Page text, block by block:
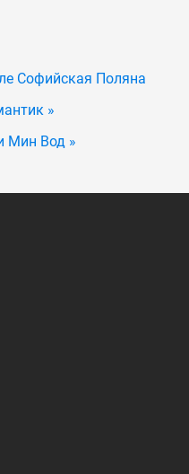
Софийская Поляна
»
Мин Вод »